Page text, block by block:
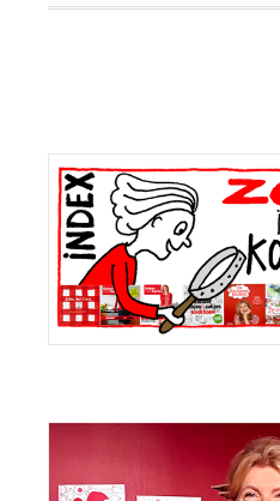
Primaire
Sidebar